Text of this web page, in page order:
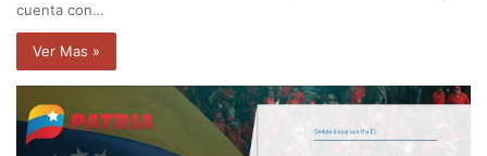
cuenta con…
Ver Mas »